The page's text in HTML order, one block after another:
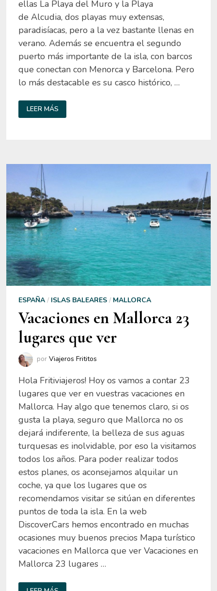
ellas La Playa del Muro y la Playa
de Alcudia, dos playas muy extensas,
paradisíacas, pero a la vez bastante llenas en
verano. Además se encuentra el segundo
puerto más importante de la isla, con barcos
que conectan con Menorca y Barcelona. Pero
lo más destacable es su casco histórico, …
QUÉ
VER
EN
LEER MÁS
ESPAÑA/ ISLAS BALEARES/ MALLORCA
Vacaciones en Mallorca 23
lugares que ver
por Viajeros Frititos
Hola Fritiviajeros! Hoy os vamos a contar 23
lugares que ver en vuestras vacaciones en
Mallorca. Hay algo que tenemos claro, si os
gusta la playa, seguro que Mallorca no os
dejará indiferente, la belleza de sus aguas
turquesas es inolvidable, por eso la visitamos
todos los años. Para poder realizar todos
estos planes, os aconsejamos alquilar un
coche, ya que los lugares que os
recomendamos visitar se sitúan en diferentes
puntos de toda la isla. En la web
DiscoverCars hemos encontrado en muchas
ocasiones muy buenos precios Mapa turístico
vacaciones en Mallorca que ver Vacaciones en
Mallorca 23 lugares …
VACACIONES